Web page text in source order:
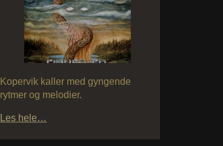
Kopervik kaller med gyngende
rytmer og melodier.
Les hele…